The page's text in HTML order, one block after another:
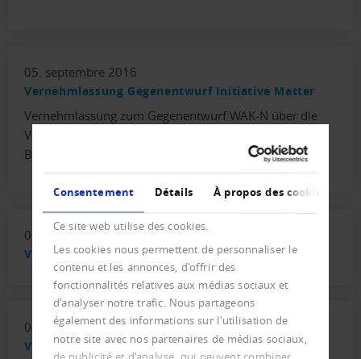
Consentement Détails À propos des cookies
Ce site web utilise des cookies.
Les cookies nous permettent de personnaliser le
contenu et les annonces, d'offrir des
fonctionnalités relatives aux médias sociaux et
d'analyser notre trafic. Nous partageons
également des informations sur l'utilisation de
notre site avec nos partenaires de médias sociaux,
de publicité et d'analyse, qui peuvent combiner
05. septembre 2016
Vernehmlassung Gegenentwurf Initiative Matter
Vernehmlassung zum Gegenentwurf WAK-N über die
Verankerung des Bankkundengeheimnisses in der
Bundesverfassung.
05. février 2016
Vernehmlassung zur Teilrevision IPRG
04. décembre 2015
Vernehmlassung ZGB - Revision